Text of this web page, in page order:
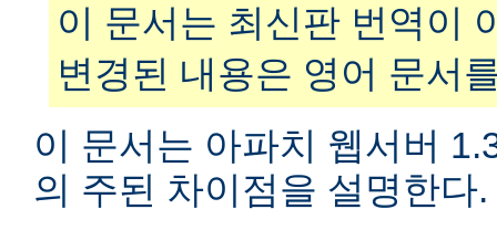
이 문서는 최신판 번역이
변경된 내용은 영어 문서
이 문서는 아파치 웹서버
의 주된 차이점을 설명한다.